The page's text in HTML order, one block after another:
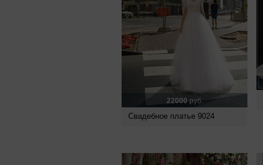
22000руб.
Свадебное платье 9024